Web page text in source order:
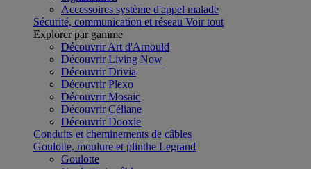
Accessoires système d'appel malade
Sécurité, communication et réseau Voir tout
Explorer par gamme
Découvrir Art d'Arnould
Découvrir Living Now
Découvrir Drivia
Découvrir Plexo
Découvrir Mosaic
Découvrir Céliane
Découvrir Dooxie
Conduits et cheminements de câbles
Goulotte, moulure et plinthe Legrand
Goulotte